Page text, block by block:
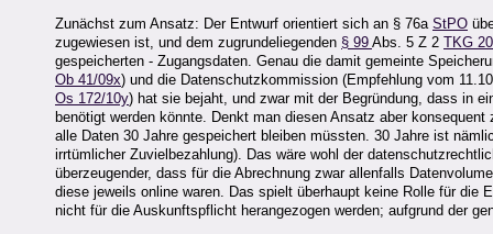
Zunächst zum Ansatz: Der Entwurf orientiert sich an § 76a StPO
zugewiesen ist, und dem zugrundeliegenden § 99 Abs. 5 Z 2 TKG
gespeicherten - Zugangsdaten. Genau die damit gemeinte
Ob 41/09x) und die Datenschutzkommission (Empfehlung vom
Os 172/10y) hat sie bejaht, und zwar mit der Begründung, dass in
benötigt werden könnte. Denkt man diesen Ansatz aber
alle Daten 30 Jahre gespeichert bleiben müssten. 30 Jahre ist
irrtümlicher Zuvielbezahlung). Das wäre wohl der
überzeugender, dass für die Abrechnung zwar allenfalls
diese jeweils online waren. Das spielt überhaupt keine Rolle für
nicht für die Auskunftspflicht herangezogen werden; aufgrund der